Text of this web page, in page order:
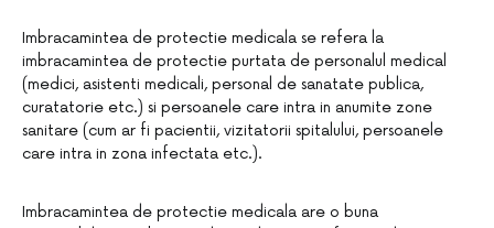
Imbracamintea de protectie medicala se refera la
imbracamintea de protectie purtata de personalul medical
(medici, asistenti medicali, personal de sanatate publica,
curatatorie etc.) si persoanele care intra in anumite zone
sanitare (cum ar fi pacientii, vizitatorii spitalului, persoanele
care intra in zona infectata etc.).
Imbracamintea de protectie medicala are o buna